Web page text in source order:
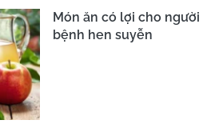
Món ăn có lợi cho người
bệnh hen suyễn